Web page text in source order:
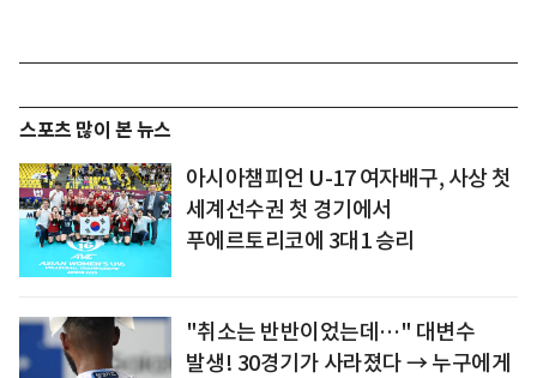
스포츠 많이 본 뉴스
아시아챔피언 U-17 여자배구, 사상 첫
세계선수권 첫 경기에서
푸에르토리코에 3대1 승리
"취소는 반반이었는데…" 대변수
발생! 30경기가 사라졌다 → 누구에게